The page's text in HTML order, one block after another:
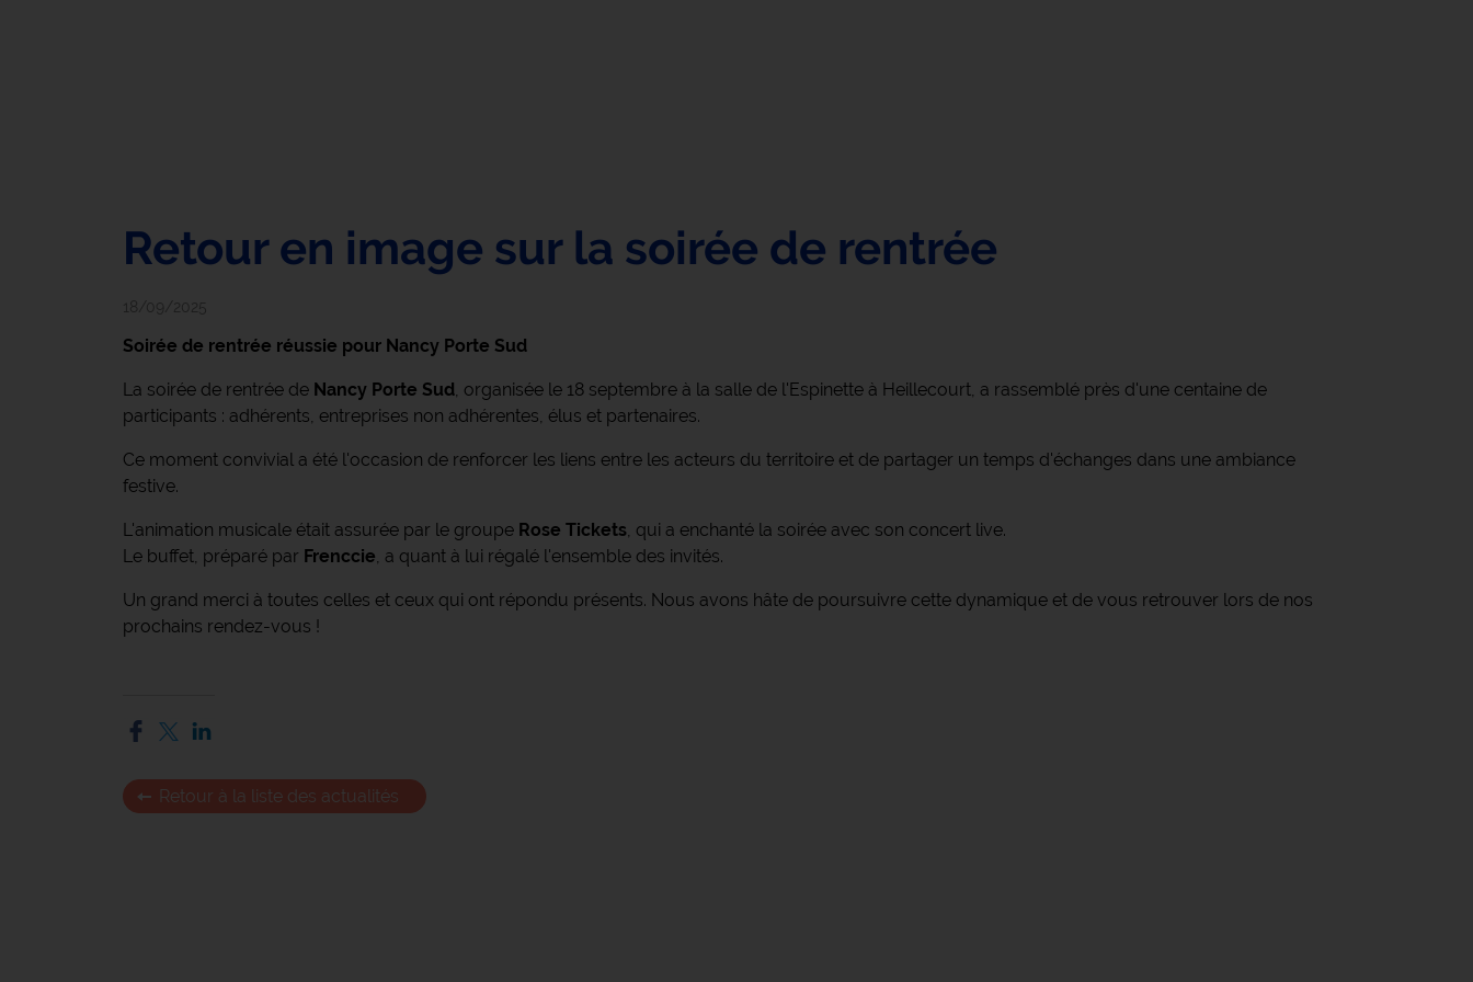
Retour en image sur la soirée de rentrée
18/09/2025
Soirée de rentrée réussie pour Nancy Porte Sud
La soirée de rentrée de Nancy Porte Sud, organisée le 18 septembre à la salle de l'Espinette à Heillecourt, a rassemblé près d'une centaine de
participants : adhérents, entreprises non adhérentes, élus et partenaires.
Ce moment convivial a été l'occasion de renforcer les liens entre les acteurs du territoire et de partager un temps d'échanges dans une ambiance
festive.
L'animation musicale était assurée par le groupe Rose Tickets, qui a enchanté la soirée avec son concert live.
Le buffet, préparé par Frenccie, a quant à lui régalé l'ensemble des invités.
Un grand merci à toutes celles et ceux qui ont répondu présents. Nous avons hâte de poursuivre cette dynamique et de vous retrouver lors de nos
prochains rendez-vous !
Retour à la liste des actualités